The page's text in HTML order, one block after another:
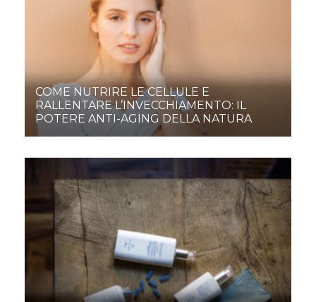
COME NUTRIRE LE CELLULE E
RALLENTARE L’INVECCHIAMENTO: IL
POTERE ANTI-AGING DELLA NATURA